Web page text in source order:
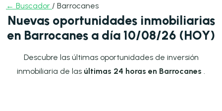
← Buscador / Barrocanes
Nuevas oportunidades inmobiliarias
en Barrocanes a día 10/08/26 (HOY)
Descubre las últimas oportunidades de inversión
inmobiliaria de las últimas 24 horas en Barrocanes